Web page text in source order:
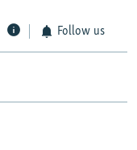
Follow us